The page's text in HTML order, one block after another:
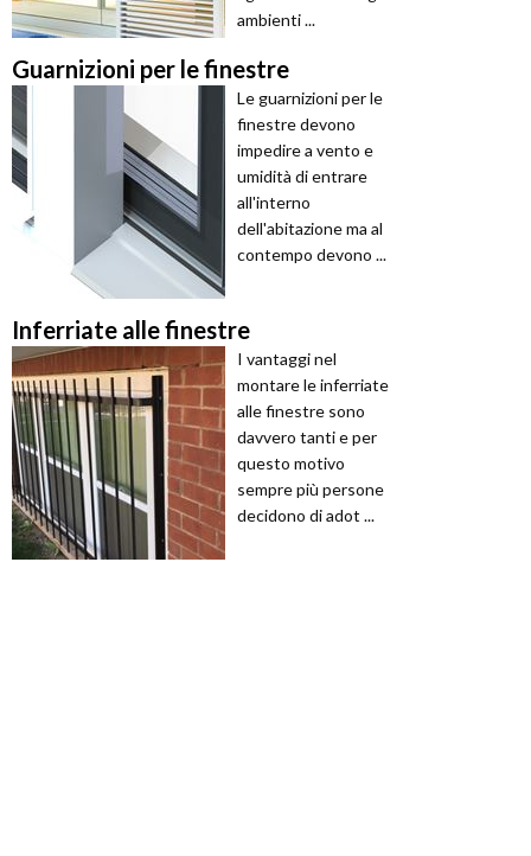
ambienti ...
Guarnizioni per le finestre
Le guarnizioni per le
finestre devono
impedire a vento e
umidità di entrare
all'interno
dell'abitazione ma al
contempo devono ...
Inferriate alle finestre
I vantaggi nel
montare le inferriate
alle finestre sono
davvero tanti e per
questo motivo
sempre più persone
decidono di adot ...